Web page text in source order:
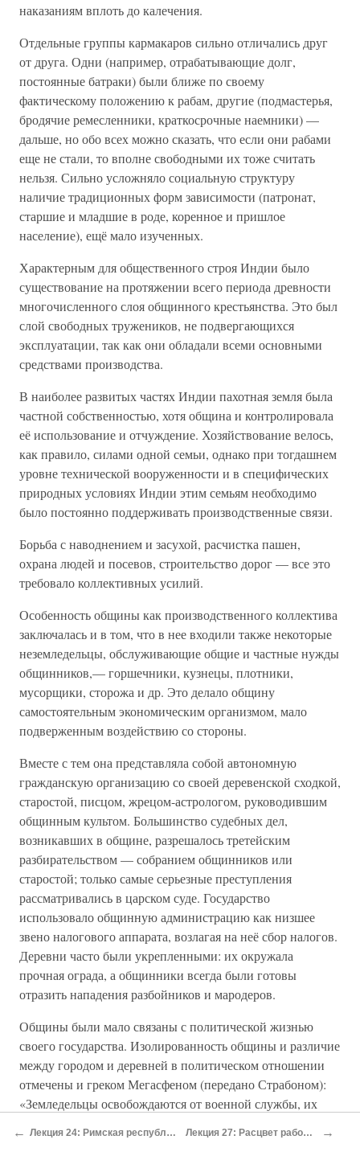
наказаниям вплоть до калечения.
Отдельные группы кармакаров сильно отличались друг
от друга. Одни (например, отрабатывающие долг,
постоянные батраки) были ближе по своему
фактическому положению к рабам, другие (подмастерья,
бродячие ремесленники, краткосрочные наемники) —
дальше, но обо всех можно сказать, что если они рабами
еще не стали, то вполне свободными их тоже считать
нельзя. Сильно усложняло социальную структуру
наличие традиционных форм зависимости (патронат,
старшие и младшие в роде, коренное и пришлое
население), ещё мало изученных.
Характерным для общественного строя Индии было
существование на протяжении всего периода древности
многочисленного слоя общинного крестьянства. Это был
слой свободных тружеников, не подвергающихся
эксплуатации, так как они обладали всеми основными
средствами производства.
В наиболее развитых частях Индии пахотная земля была
частной собственностью, хотя община и контролировала
её использование и отчуждение. Хозяйствование велось,
как правило, силами одной семьи, однако при тогдашнем
уровне технической вооруженности и в специфических
природных условиях Индии этим семьям необходимо
было постоянно поддерживать производственные связи.
Борьба с наводнением и засухой, расчистка пашен,
охрана людей и посевов, строительство дорог — все это
требовало коллективных усилий.
Особенность общины как производственного коллектива
заключалась и в том, что в нее входили также некоторые
неземледельцы, обслуживающие общие и частные нужды
общинников,— горшечники, кузнецы, плотники,
мусорщики, сторожа и др. Это делало общину
самостоятельным экономическим организмом, мало
подверженным воздействию со стороны.
Вместе с тем она представляла собой автономную
гражданскую организацию со своей деревенской сходкой,
старостой, писцом, жрецом-астрологом, руководившим
общинным культом. Большинство судебных дел,
возникавших в общине, разрешалось третейским
разбирательством — собранием общинников или
старостой; только самые серьезные преступления
рассматривались в царском суде. Государство
использовало общинную администрацию как низшее
звено налогового аппарата, возлагая на неё сбор налогов.
Деревни часто были укрепленными: их окружала
прочная ограда, а общинники всегда были готовы
отразить нападения разбойников и мародеров.
Общины были мало связаны с политической жизнью
своего государства. Изолированность общины и различие
между городом и деревней в политическом отношении
отмечены и греком Мегасфеном (передано Страбоном):
«Земледельцы освобождаются от военной службы, их
занимаются никакими другими делами, не несут никаких
← Лекция 24: Римская республика с конца VI до середины II в. до н.э. Лекция 27: Расцвет рабовладельческого общества в Китае. →